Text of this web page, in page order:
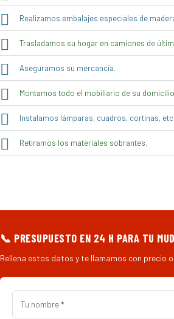
Realizamos embalajes especiales de
Trasladamos su hogar en camiones de
Aseguramos su mercancía.
Montamos todo el mobiliario de su
Instalamos lámparas, cuadros, cortinas, etc.
Retiramos los materiales sobrantes.
📞 PRESUPUESTO EN 24 H PARA TU
Rellena estos datos y te llamamos con precio